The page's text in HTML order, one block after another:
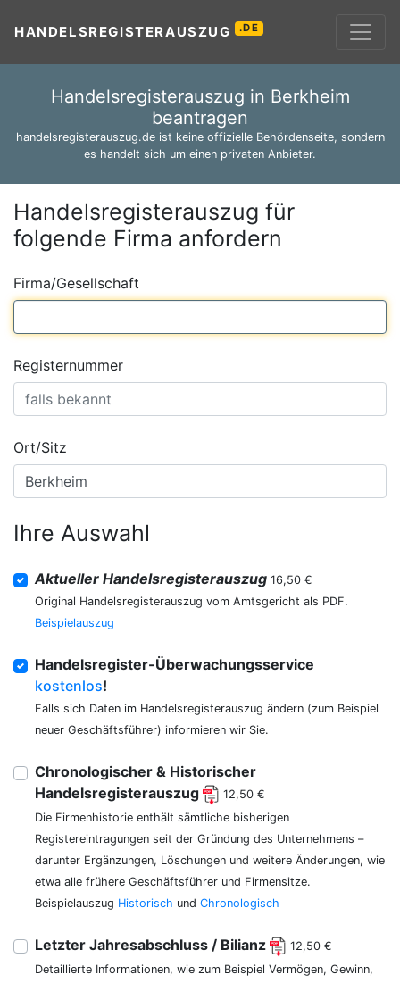
HANDELSREGISTERAUSZUG .DE
Handelsregisterauszug in Berkheim
beantragen
handelsregisterauszug.de ist keine offizielle Behördenseite, sondern
es handelt sich um einen privaten Anbieter.
Handelsregisterauszug für
folgende Firma anfordern
Firma/Gesellschaft
Registernummer
Ort/Sitz
Ihre Auswahl
Aktueller Handelsregisterauszug 16,50 €
Original Handelsregisterauszug vom Amtsgericht als PDF.
Beispielauszug
Handelsregister-Überwachungsservice
kostenlos!
Falls sich Daten im Handelsregisterauszug ändern (zum Beispiel
neuer Geschäftsführer) informieren wir Sie.
Chronologischer & Historischer
Handelsregisterauszug
12,50 €
Die Firmenhistorie enthält sämtliche bisherigen
Registereintragungen seit der Gründung des Unternehmens –
darunter Ergänzungen, Löschungen und weitere Änderungen, wie
etwa alle frühere Geschäftsführer und Firmensitze.
Beispielauszug Historisch und Chronologisch
Letzter Jahresabschluss / Bilianz
12,50 €
Detaillierte Informationen, wie zum Beispiel Vermögen, Gewinn,